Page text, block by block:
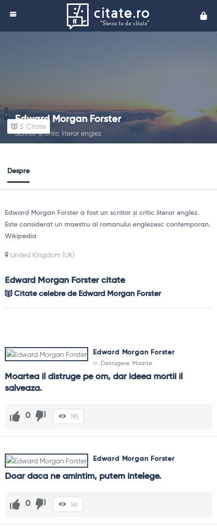
Edward Morgan Forster
Scriitor și critic literar englez
5 Citate
Despre
Edward Morgan Forster a fost un scriitor și critic literar englez.
Este considerat un maestru al romanului englezesc contemporan.
Wikipedia
United Kingdom (UK)
Edward Morgan Forster citate
Citate celebre de Edward Morgan Forster
Edward Morgan Forster
In: Distrugere, Moarte
Moartea il distruge pe om, dar ideea mortii il
salveaza.
0 195
Edward Morgan Forster
Doar daca ne amintim, putem intelege.
0 161